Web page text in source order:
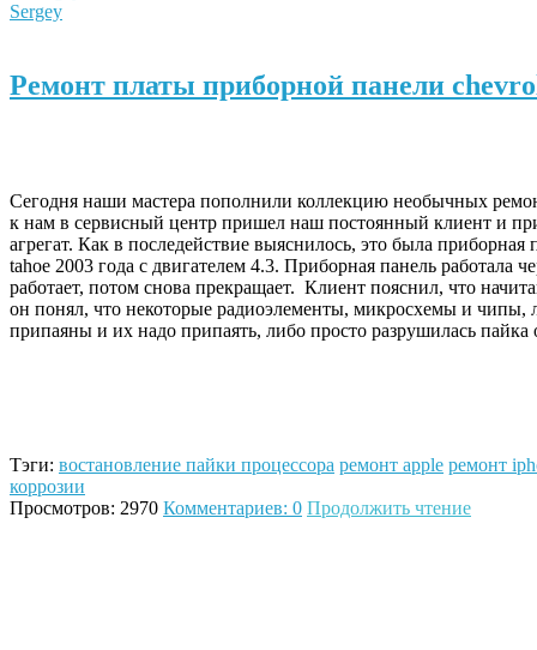
Sergey
Ремонт платы приборной панели
Сегодня наши мастера пополнили коллекцию необычных
к нам в сервисный центр пришел наш постоянный клиент и
агрегат. Как в последействие выяснилось, это была приборная
tahoe 2003 года с двигателем 4.3. Приборная панель работала
работает, потом снова прекращает. Клиент пояснил, что
он понял, что некоторые радиоэлементы, микросхемы и чипы,
припаяны и их надо припаять, либо просто разрушилась пайка
Тэги: востановление пайки процессора ремонт apple ремонт
коррозии
Просмотров: 2970 Комментариев: 0 Продолжить чтение